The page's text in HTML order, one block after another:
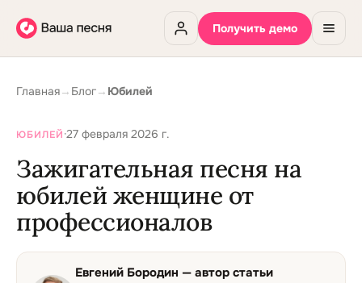
Получить демо
Главная→ Блог→ Юбилей
ЮБИЛЕЙ·27 февраля 2026 г.
Зажигательная песня на
юбилей женщине от
профессионалов
Евгений Бородин — автор статьи